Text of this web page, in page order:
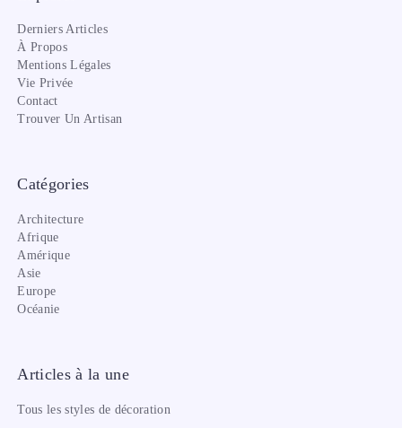
Derniers Articles
À Propos
Mentions Légales
Vie Privée
Contact
Trouver Un Artisan
Catégories
Architecture
Afrique
Amérique
Asie
Europe
Océanie
Articles à la une
Tous les styles de décoration